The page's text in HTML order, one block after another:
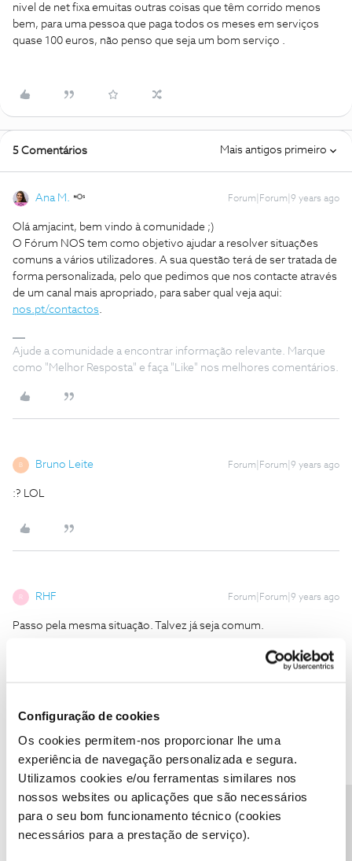
Configuração de cookies
Os cookies permitem-nos proporcionar lhe uma
experiência de navegação personalizada e segura.
Utilizamos cookies e/ou ferramentas similares nos
nossos websites ou aplicações que são necessários
para o seu bom funcionamento técnico (cookies
necessários para a prestação de serviço).
nivel de net fixa emuitas outras coisas que têm corrido menos
bem, para uma pessoa que paga todos os meses em serviços
quase 100 euros, não penso que seja um bom serviço .
5 Comentários Mais antigos primeiro
Ana M. Forum|Forum|9 years ago
Olá amjacint, bem vindo à comunidade ;)
O Fórum NOS tem como objetivo ajudar a resolver situações
comuns a vários utilizadores. A sua questão terá de ser tratada de
forma personalizada, pelo que pedimos que nos contacte através
de um canal mais apropriado, para saber qual veja aqui:
nos.pt/contactos.
Ajude a comunidade a encontrar informação relevante. Marque
como "Melhor Resposta" e faça "Like" nos melhores comentários.
B Bruno Leite Forum|Forum|9 years ago
:? LOL
R RHF Forum|Forum|9 years ago
Passo pela mesma situação. Talvez já seja comum.
L LUIS ALBERTO DUARTE VERISSIMO Forum|Forum|9 years ago
A mim tbem me ofereceram os canais premium pra eu
permanecer mais 12 meses fidelizado,mas nao aceitei,quero e
chegar a maio e adeus Nos,ate nunca mais